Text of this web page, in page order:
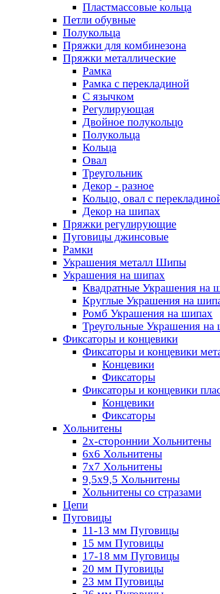
Пластмассовые кольца
Петли обувные
Полукольца
Пряжки для комбинезона
Пряжки металлические
Рамка
Рамка с перекладиной
С язычком
Регулирующая
Двойное полукольцо
Полукольца
Кольца
Овал
Треугольник
Декор - разное
Кольцо, овал с
Декор на шипах
Пряжки регулирующие
Пуговицы джинсовые
Рамки
Украшения металл Шипы
Украшения на шипах
Квадратные Украшения на
Круглые Украшения на
Ромб Украшения на шипах
Треугольные Украшения на
Фиксаторы и концевики
Фиксаторы и концевики
Концевики
Фиксаторы
Фиксаторы и концевики
Концевики
Фиксаторы
Хольнитены
2х-стороннии Хольнитены
6х6 Хольнитены
7х7 Хольнитены
9,5х9,5 Хольнитены
Хольнитены со стразами
Цепи
Пуговицы
11-13 мм Пуговицы
15 мм Пуговицы
17-18 мм Пуговицы
20 мм Пуговицы
23 мм Пуговицы